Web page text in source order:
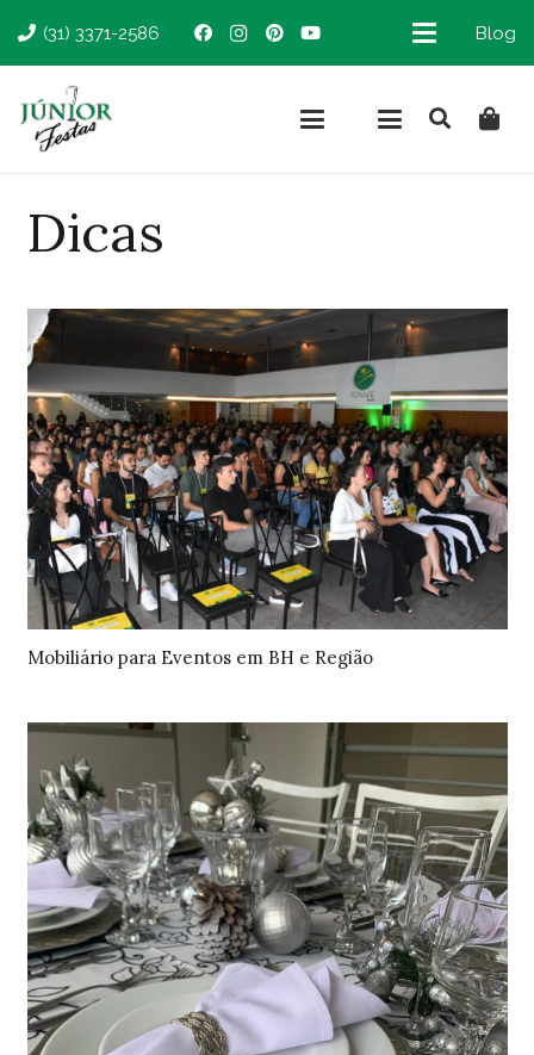
(31) 3371-2586 Blog
Dicas
Mobiliário para Eventos em BH e Região